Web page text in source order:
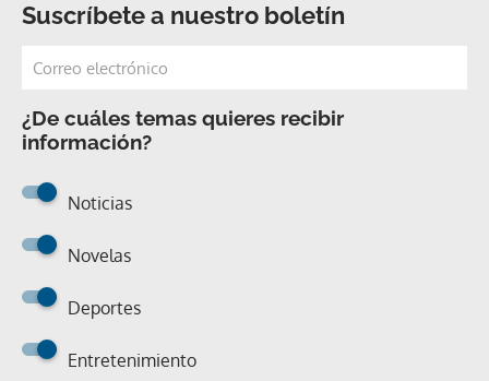
Suscríbete a nuestro boletín
¿De cuáles temas quieres recibir
información?
Noticias
Novelas
Deportes
Entretenimiento